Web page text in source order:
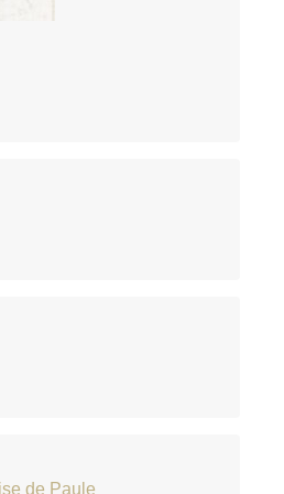
de Paule